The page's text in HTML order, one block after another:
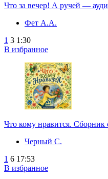
Что за вечер! А ручей —
Фет А.А.
1 3 1:30
В избранное
Что кому нравится. Сборник
Черный С.
1 6 17:53
В избранное